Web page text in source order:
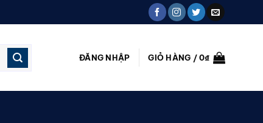
ĐĂNG NHẬP GIỎ HÀNG /0₫